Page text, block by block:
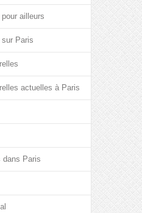
ailleurs
Paris
actuelles à Paris
dans Paris